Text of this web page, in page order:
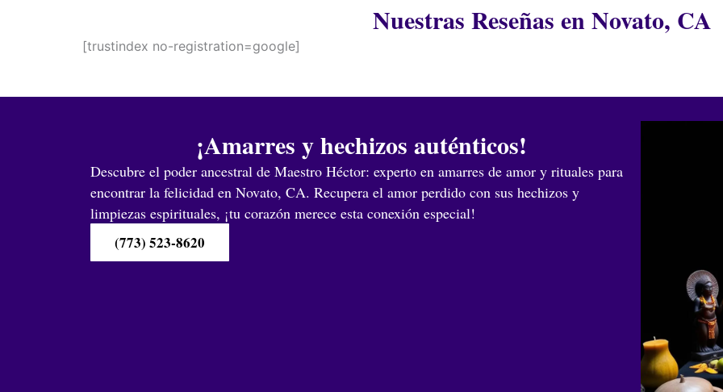
Nuestras Reseñas en Novato, CA
[trustindex no-registration=google]
¡Amarres y hechizos auténticos!
Descubre el poder ancestral de Maestro Héctor: experto en amarres de amor y rituales para
encontrar la felicidad en Novato, CA. Recupera el amor perdido con sus hechizos y
limpiezas espirituales, ¡tu corazón merece esta conexión especial!
(773) 523-8620